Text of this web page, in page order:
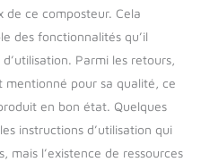
l'azote, le phosphore
complet : Livré avec
1 kg de ferment
enrichi en micro-
organismes
ce composteur. Cela
des fonctionnalités qu’il
Parmi les retours,
mentionné pour sa qualité, ce
en bon état. Quelques
instructions d’utilisation qui
mais l’existence de ressources